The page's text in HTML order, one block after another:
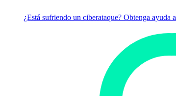
¿Está sufriendo un ciberataque? Obtenga ayuda